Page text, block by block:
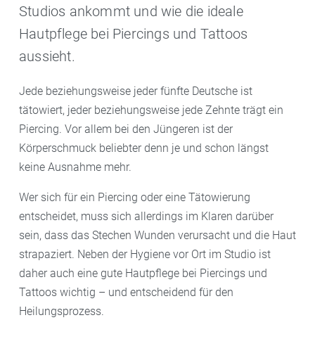
Studios ankommt und wie die ideale
Hautpflege bei Piercings und Tattoos
aussieht.
Jede beziehungsweise jeder fünfte Deutsche ist
tätowiert, jeder beziehungsweise jede Zehnte trägt ein
Piercing. Vor allem bei den Jüngeren ist der
Körperschmuck beliebter denn je und schon längst
keine Ausnahme mehr.
Wer sich für ein Piercing oder eine Tätowierung
entscheidet, muss sich allerdings im Klaren darüber
sein, dass das Stechen Wunden verursacht und die Haut
strapaziert. Neben der Hygiene vor Ort im Studio ist
daher auch eine gute Hautpflege bei Piercings und
Tattoos wichtig – und entscheidend für den
Heilungsprozess.